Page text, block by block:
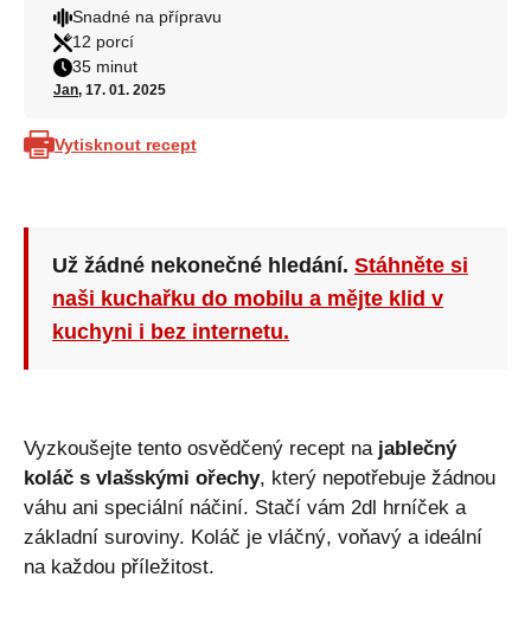
Snadné na přípravu
12 porcí
35 minut
Jan, 17. 01. 2025
Vytisknout recept
Už žádné nekonečné hledání. Stáhněte si
naši kuchařku do mobilu a mějte klid v
kuchyni i bez internetu.
Vyzkoušejte tento osvědčený recept na jablečný
koláč s vlašskými ořechy, který nepotřebuje žádnou
váhu ani speciální náčiní. Stačí vám 2dl hrníček a
základní suroviny. Koláč je vláčný, voňavý a ideální
na každou příležitost.